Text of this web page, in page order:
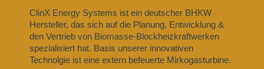
ClinX Energy Systems ist ein deutscher BHKW
Hersteller, das sich auf die Planung, Entwicklung &
den Vertrieb von Biomasse-Blockheizkraftwerken
spezialisiert hat. Basis unserer innovativen
Technolgie ist eine extern befeuerte Mirkogasturbine.